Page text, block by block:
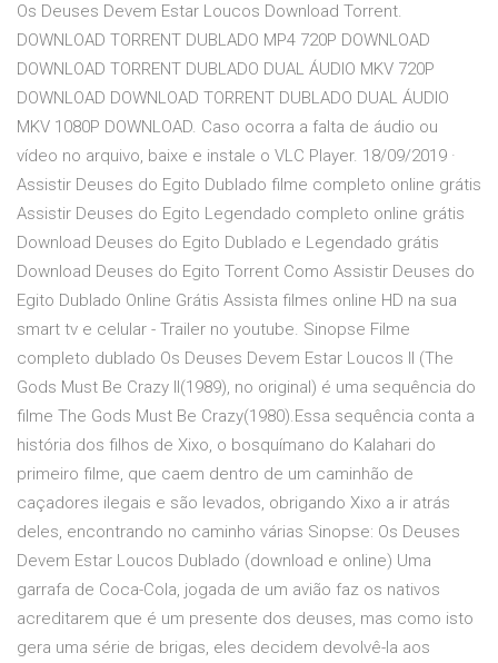
Os Deuses Devem Estar Loucos Download Torrent.
DOWNLOAD TORRENT DUBLADO MP4 720P DOWNLOAD
DOWNLOAD TORRENT DUBLADO DUAL ÁUDIO MKV 720P
DOWNLOAD DOWNLOAD TORRENT DUBLADO DUAL ÁUDIO
MKV 1080P DOWNLOAD. Caso ocorra a falta de áudio ou
vídeo no arquivo, baixe e instale o VLC Player. 18/09/2019 ·
Assistir Deuses do Egito Dublado filme completo online grátis
Assistir Deuses do Egito Legendado completo online grátis
Download Deuses do Egito Dublado e Legendado grátis
Download Deuses do Egito Torrent Como Assistir Deuses do
Egito Dublado Online Grátis Assista filmes online HD na sua
smart tv e celular - Trailer no youtube. Sinopse Filme
completo dublado Os Deuses Devem Estar Loucos II (The
Gods Must Be Crazy II(1989), no original) é uma sequência do
filme The Gods Must Be Crazy(1980).Essa sequência conta a
história dos filhos de Xixo, o bosquímano do Kalahari do
primeiro filme, que caem dentro de um caminhão de
caçadores ilegais e são levados, obrigando Xixo a ir atrás
deles, encontrando no caminho várias Sinopse: Os Deuses
Devem Estar Loucos Dublado (download e online) Uma
garrafa de Coca-Cola, jogada de um avião faz os nativos
acreditarem que é um presente dos deuses, mas como isto
gera uma série de brigas, eles decidem devolvê-la aos